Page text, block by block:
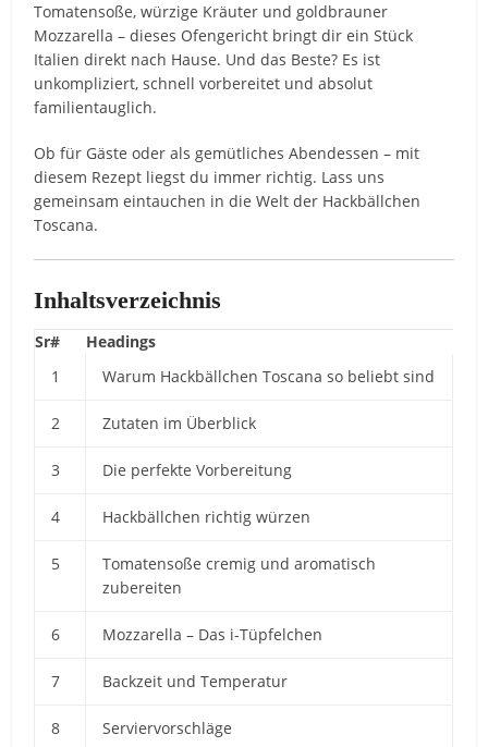
Tomatensoße, würzige Kräuter und goldbrauner
Mozzarella – dieses Ofengericht bringt dir ein Stück
Italien direkt nach Hause. Und das Beste? Es ist
unkompliziert, schnell vorbereitet und absolut
familientauglich.
Ob für Gäste oder als gemütliches Abendessen – mit
diesem Rezept liegst du immer richtig. Lass uns
gemeinsam eintauchen in die Welt der Hackbällchen
Toscana.
Inhaltsverzeichnis
Sr#
Headings
1
Warum Hackbällchen Toscana so beliebt sind
2 Zutaten im Überblick
3 Die perfekte Vorbereitung
4 Hackbällchen richtig würzen
5
Tomatensoße cremig und aromatisch
zubereiten
6 Mozzarella – Das i-Tüpfelchen
7 Backzeit und Temperatur
8 Serviervorschläge